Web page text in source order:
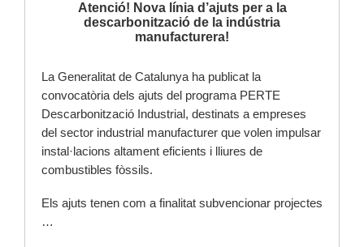
Atenció! Nova línia d’ajuts per a la
descarbonització de la indústria
manufacturera!
La Generalitat de Catalunya ha publicat la
convocatòria dels ajuts del programa PERTE
Descarbonització Industrial, destinats a empreses
del sector industrial manufacturer que volen impulsar
instal·lacions altament eficients i lliures de
combustibles fòssils.
Els ajuts tenen com a finalitat subvencionar projectes
…